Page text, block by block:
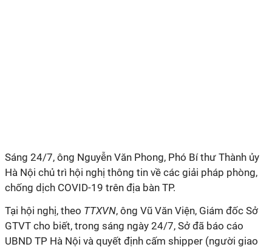
Sáng 24/7, ông Nguyễn Văn Phong, Phó Bí thư Thành ủy
Hà Nội chủ trì hội nghị thông tin về các giải pháp phòng,
chống dịch COVID-19 trên địa bàn TP.
Tại hội nghị, theo TTXVN, ông Vũ Văn Viện, Giám đốc Sở
GTVT cho biết, trong sáng ngày 24/7, Sở đã báo cáo
UBND TP Hà Nội và quyết định cấm shipper (người giao